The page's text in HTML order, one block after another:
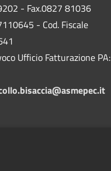
- Fax.0827 81036
- Cod. Fiscale
Ufficio Fatturazione PA: